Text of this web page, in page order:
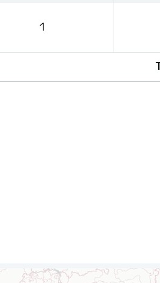
1